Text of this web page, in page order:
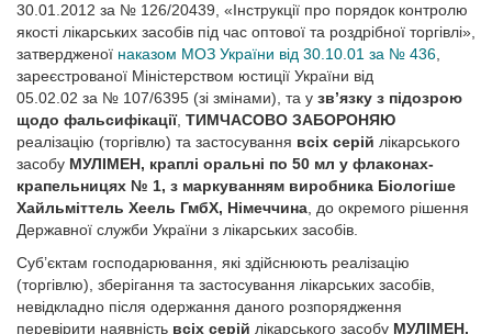
30.01.2012 за № 126/20439, «Інструкції про порядок контролю
якості лікарських засобів під час оптової та роздрібної торгівлі»,
затвердженої наказом МОЗ України від 30.10.01 за № 436
зареєстрованої Міністерством юстиції України від
05.02.02 за № 107/6395 (зі змінами), та у зв’язку з підозрою
щодо фальсифікації, ТИМЧАСОВО ЗАБОРОНЯЮ
реалізацію (торгівлю) та застосування всіх серій лікарського
засобу МУЛІМЕН, краплі оральні по 50 мл у флаконах-
крапельницях № 1, з маркуванням виробника Біологіше
Хайльміттель Хеель ГмбХ, Нiмеччина , до окремого рішення
Державної служби України з лікарських засобів.
Суб’єктам господарювання, які здійснюють реалізацію
(торгівлю), зберігання та застосування лікарських засобів,
невідкладно після одержання даного розпорядження
перевірити наявність всіх серій лікарського засобу МУЛІМЕН,